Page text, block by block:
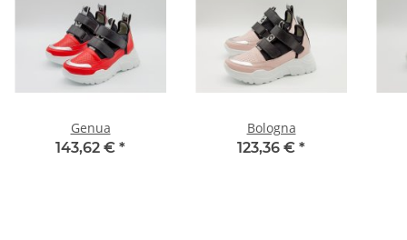
Genua
143,62 € *
Bologna
123,36 € *